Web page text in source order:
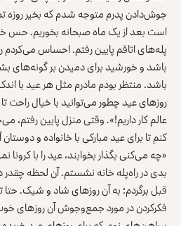
جوش‌دادن پدرم متوجه شدم که بخیر روزه
است بعد از یک‌ ماه صبحانه بخوریم. حس
پله‌های اتاقم پایین رفتم. احساس
باشد و خورشید برای دمیدن بر
باشد. منتظر بودم مادرم مثل هر عید با
روزهای عید چطور می‌توانید با خیال راحت
عالم کار داریم!». وقتی منزل پایین رفتم،
کنم تا برای عید مبارکی با خانواده و
«چه می‌کنی بگذار بخوابند، عید را با
بدی در راه‌پله خانه نشستم. آن لحظه
قبل برگردم؛ به آن روزهای شاد و شیک. حتا
فکرکردن در مورد جمع‌وجوش آن روزهای